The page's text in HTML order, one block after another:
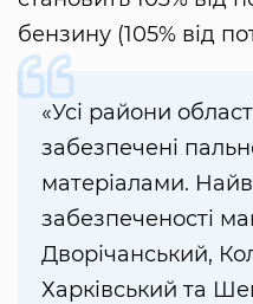
бензину (105% від
«Усі райони
забезпечені
матеріалами.
забезпеченості
Дворічанський,
Харківський та